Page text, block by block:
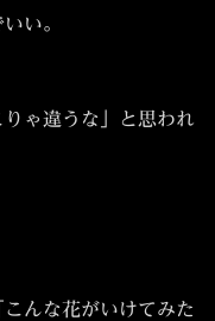
い。
ゃ違うな」と思われ
んな花がいけてみた